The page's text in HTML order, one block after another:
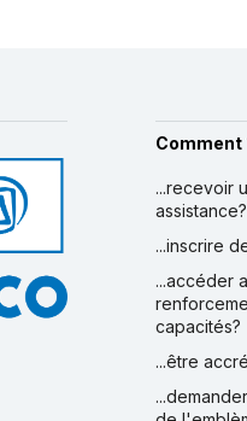
Comment
...recevoir
assistance?
...inscrire
...accéder
capacités?
...être